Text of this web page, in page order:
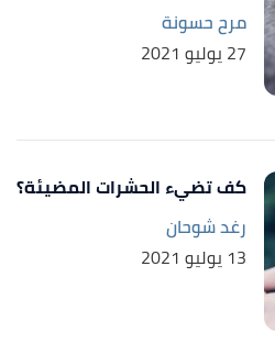
مرح حسونة
27 يوليو 2021
كف تضيء الحشرات المضيئة؟
رغد شوحان
13 يوليو 2021